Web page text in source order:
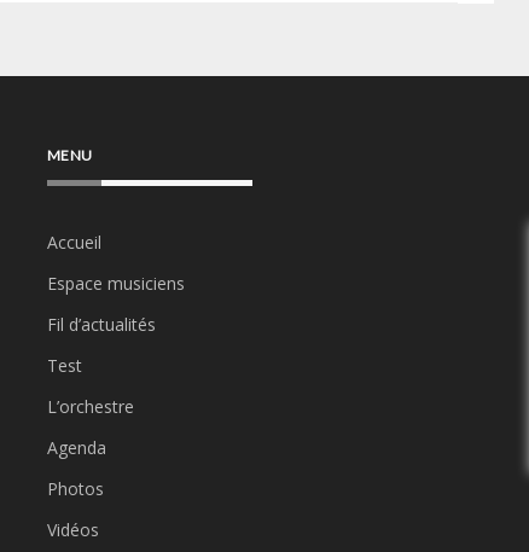
MENU
Accueil
Espace musiciens
Fil d’actualités
Test
L’orchestre
Agenda
Photos
Vidéos